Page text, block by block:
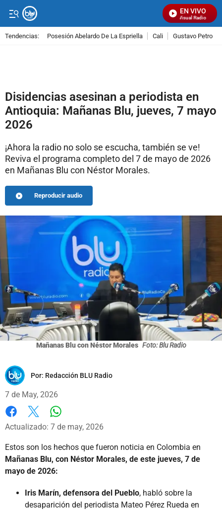
EN VIVO
Señal Visual Radio
Tendencias: Posesión Abelardo De La Espriella Cali Gustavo Petro
Disidencias asesinan a periodista en
Antioquia: Mañanas Blu, jueves, 7 mayo
2026
¡Ahora la radio no solo se escucha, también se ve!
Reviva el programa completo del 7 de mayo de 2026
en Mañanas Blu con Néstor Morales.
Reproducir audio
Mañanas Blu con Néstor Morales Foto: Blu Radio
Por: Redacción BLU Radio
7 de May, 2026
Facebook
X
Actualizado: 7 de may, 2026
Estos son los hechos que fueron noticia en Colombia en
Mañanas Blu, con Néstor Morales, de este jueves, 7 de
mayo de 2026:
Iris Marín, defensora del Pueblo, habló sobre la
desaparición del periodista Mateo Pérez Rueda en